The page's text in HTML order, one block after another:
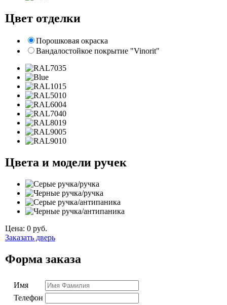
Цвет отделки
Порошковая окраска
Вандалостойкое покрытие "Vinorit"
Цвета и модели ручек
Цена: 0 руб.
Заказать дверь
Форма заказа
Имя
Телефон